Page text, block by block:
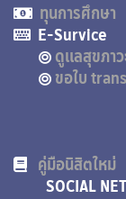
ทุนการศึกษา
E-Survice
ดูแลสุขภาว
ขอใบ
คู่มือนิสิตใหม่
SOCIAL